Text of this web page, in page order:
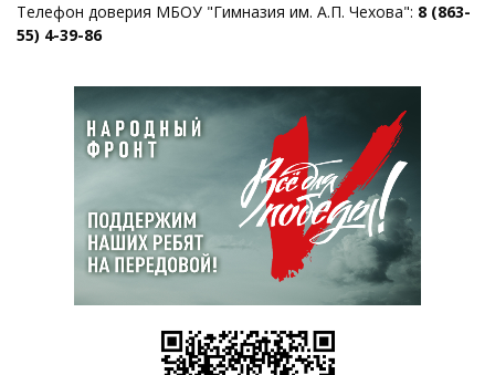
Телефон доверия МБОУ "Гимназия им. А.П. Чехова": 8 (863-
55) 4-39-86